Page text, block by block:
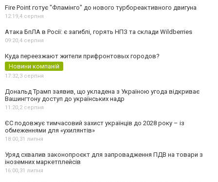
Fire Point готує "Фламінго" до нового турбореактивного двигуна
12:19,4 серпня
Атака БпЛА в Росії: є загиблі, горять НПЗ та склади Wildberries
09:20,4 серпня
Куда переезжают жители прифронтовых городов?
Новини компаній
17:32,3 серпня
Дональд Трамп заявив, що укладена з Україною угода відкриває
Вашингтону доступ до українських надр
11:20,2 серпня
ЄС подовжує тимчасовий захист українців до 2028 року – із
обмеженнями для «ухилянтів»
18:00,31 липня
Уряд схвалив законопроєкт для запровадження ПДВ на товари з
іноземних маркетплейсів
16:00,31 липня